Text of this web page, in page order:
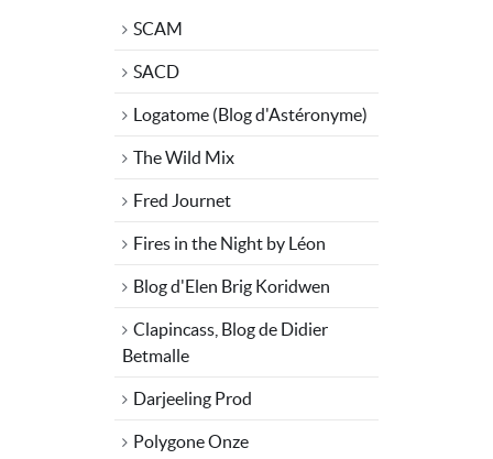
SCAM
SACD
Logatome (Blog d'Astéronyme)
The Wild Mix
Fred Journet
Fires in the Night by Léon
Blog d'Elen Brig Koridwen
Clapincass, Blog de Didier
Betmalle
Darjeeling Prod
Polygone Onze